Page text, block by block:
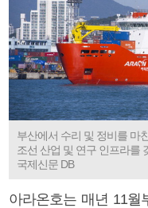
부산에서 수리 및 정비를 마
조선 산업 및 연구 인프라를
국제신문 DB
아라온호는 매년 11